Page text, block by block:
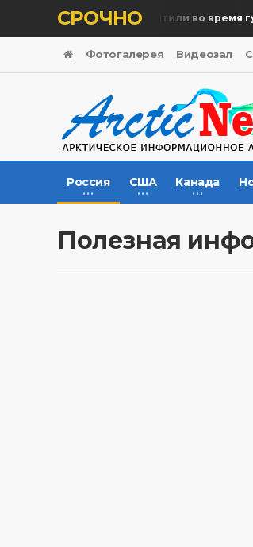
СРОЧНО
Память жертв почтили во время
Фотогалерея Видеозал
Россия США Канада
Полезная